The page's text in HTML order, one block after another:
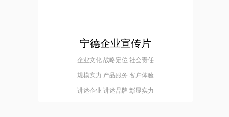
宁德企业宣传片
企业文化 战略定位 社会责任
规模实力 产品服务 客户体验
讲述企业 讲述品牌 彰显实力